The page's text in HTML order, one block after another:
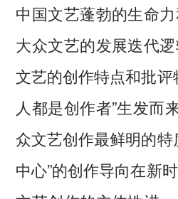
中国文艺蓬勃的生命
大众文艺的发展迭代
文艺的创作特点和批评
人都是创作者”生发而
众文艺创作最鲜明的特
中心”的创作导向在新